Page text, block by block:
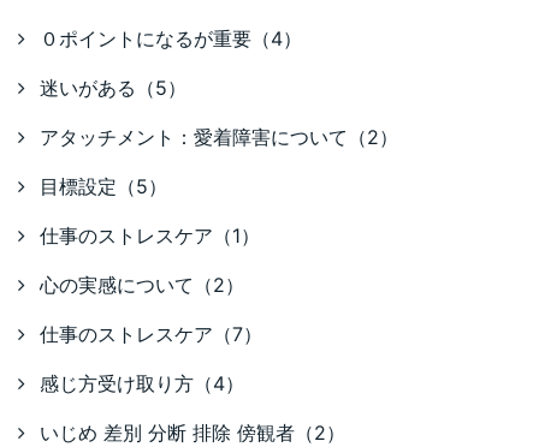
０ポイントになるが重要（4）
迷いがある（5）
アタッチメント：愛着障害について（2）
目標設定（5）
仕事のストレスケア（1）
心の実感について（2）
仕事のストレスケア（7）
感じ方受け取り方（4）
いじめ 差別 分断 排除 傍観者（2）